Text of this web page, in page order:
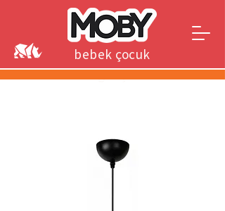
bebek çocuk
genç